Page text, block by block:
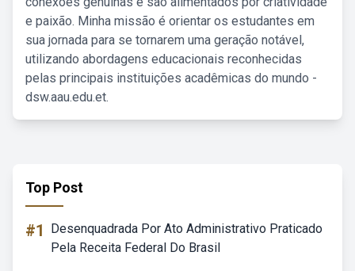
e paixão. Minha missão é orientar os estudantes em
sua jornada para se tornarem uma geração notável,
utilizando abordagens educacionais reconhecidas
pelas principais instituições acadêmicas do mundo -
dsw.aau.edu.et.
Top Post
#1
Desenquadrada Por Ato Administrativo Praticado
Pela Receita Federal Do Brasil